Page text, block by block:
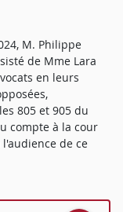
M. Philippe
de Mme Lara
en leurs
805 et 905 du
compte à la cour
de ce